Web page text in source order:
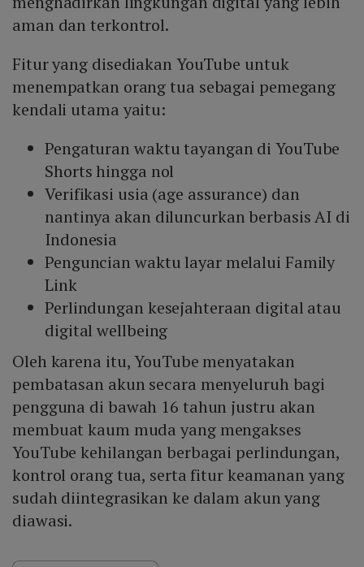
aman dan terkontrol.
Fitur yang disediakan YouTube untuk
menempatkan orang tua sebagai pemegang
kendali utama yaitu:
Pengaturan waktu tayangan di YouTube
Shorts hingga nol
Verifikasi usia (age assurance) dan
nantinya akan diluncurkan berbasis AI di
Indonesia
Penguncian waktu layar melalui Family
Link
Perlindungan kesejahteraan digital atau
digital wellbeing
Oleh karena itu, YouTube menyatakan
pembatasan akun secara menyeluruh bagi
pengguna di bawah 16 tahun justru akan
membuat kaum muda yang mengakses
YouTube kehilangan berbagai perlindungan,
kontrol orang tua, serta fitur keamanan yang
sudah diintegrasikan ke dalam akun yang
diawasi.